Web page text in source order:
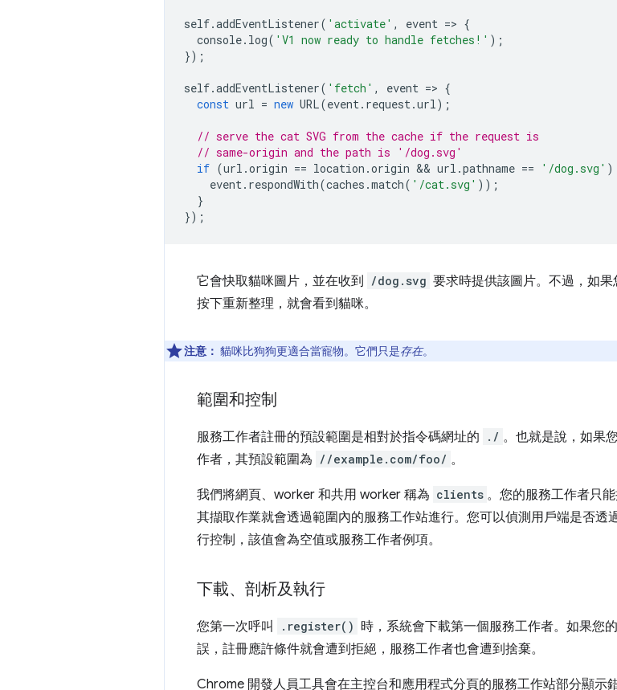
self.addEventListener( 'activate' , event => {
console. log( 'V1 now ready to handle fetches!' );
});
self.addEventListener( 'fetch' , event => {
const url = new URL(event. request.url);
// serve the cat SVG from the cache if the request is
// same-origin and the path is '/dog.svg'
if (url .origin == location .origin && url .pathname == '/dog.svg' )
event. respondWith(caches .match( '/cat.svg' ));
}
});
它會快取貓咪圖片，並在收到 /dog.svg 要求時提供該圖片。不過，如果
按下重新整理，就會看到貓咪。
注意： 貓咪比狗狗更適合當寵物。它們只是存在。
範圍和控制
服務工作者註冊的預設範圍是相對於指令碼網址的 ./ 。也就是說，如果
作者，其預設範圍為 //example.com/foo/ 。
我們將網頁、worker 和共用 worker 稱為 clients 。您的服務工作者只
其擷取作業就會透過範圍內的服務工作站進行。您可以偵測用戶端是否透
行控制，該值會為空值或服務工作者例項。
下載、剖析及執行
您第一次呼叫 .register() 時，系統會下載第一個服務工作者。如果您
誤，註冊應許條件就會遭到拒絕，服務工作者也會遭到捨棄。
Chrome 開發人員工具會在主控台和應用程式分頁的服務工作站部分顯示